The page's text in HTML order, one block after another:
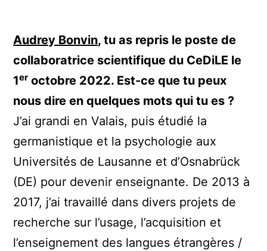
Audrey Bonvin, tu as repris le poste de
collaboratrice scientifique du CeDiLE le
1er octobre 2022. Est-ce que tu peux
nous dire en quelques mots qui tu es ?
J’ai grandi en Valais, puis étudié la
germanistique et la psychologie aux
Universités de Lausanne et d’Osnabrück
(DE) pour devenir enseignante. De 2013 à
2017, j’ai travaillé dans divers projets de
recherche sur l’usage, l’acquisition et
l’enseignement des langues étrangères /